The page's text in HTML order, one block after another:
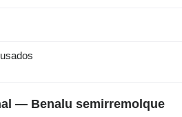
usados
— Benalu semirremolque